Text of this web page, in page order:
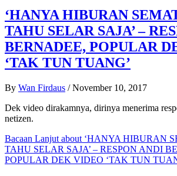
‘HANYA HIBURAN
TAHU SELAR SAJA’ –
BERNADEE, POPULAR
‘TAK TUN TUANG’
By Wan Firdaus / November 10, 2017
Dek video dirakamnya, dirinya menerima
netizen.
Bacaan Lanjut about ‘HANYA HIBURAN
TAHU SELAR SAJA’ – RESPON ANDI
POPULAR DEK VIDEO ‘TAK TUN